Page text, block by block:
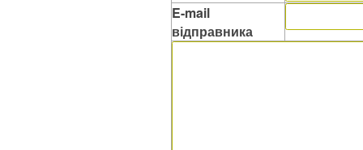
E-mail
відправника